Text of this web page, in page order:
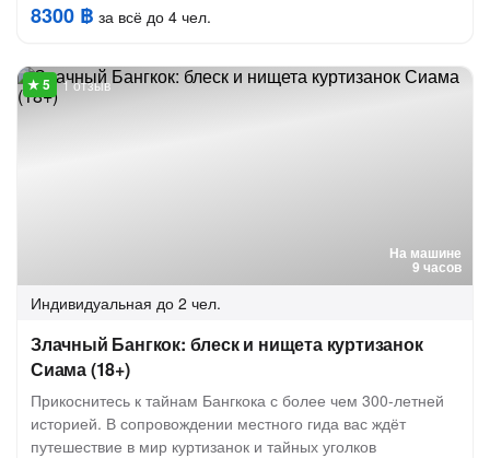
8300 ฿ за всё до 4 чел.
На машине
9 часов
1 отзыв
Индивидуальная до 2 чел.
Злачный Бангкок: блеск и нищета куртизанок
Сиама (18+)
Прикоснитесь к тайнам Бангкока с более чем 300-летней
историей. В сопровождении местного гида вас ждёт
путешествие в мир куртизанок и тайных уголков